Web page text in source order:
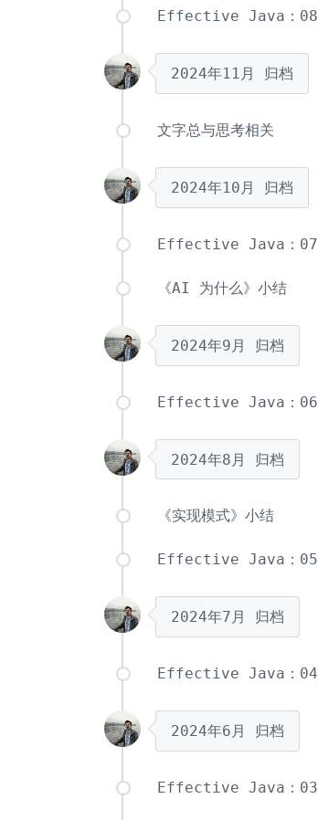
Effective Java：08
2024年11月 归档
文字总与思考相关
2024年10月 归档
Effective Java：07
《AI 为什么》小结
2024年9月 归档
Effective Java：06
2024年8月 归档
《实现模式》小结
Effective Java：05
2024年7月 归档
Effective Java：04
2024年6月 归档
Effective Java：03